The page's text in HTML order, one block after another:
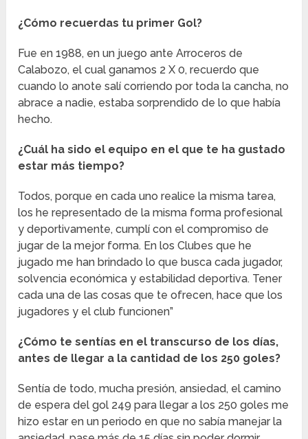
¿Cómo recuerdas tu primer Gol?
Fue en 1988, en un juego ante Arroceros de
Calabozo, el cual ganamos 2 X 0, recuerdo que
cuando lo anote salí corriendo por toda la cancha, no
abrace a nadie, estaba sorprendido de lo que había
hecho.
¿Cuál ha sido el equipo en el que te ha gustado
estar más tiempo?
Todos, porque en cada uno realice la misma tarea,
los he representado de la misma forma profesional
y deportivamente, cumplí con el compromiso de
jugar de la mejor forma. En los Clubes que he
jugado me han brindado lo que busca cada jugador,
solvencia económica y estabilidad deportiva. Tener
cada una de las cosas que te ofrecen, hace que los
jugadores y el club funcionen”
¿Cómo te sentías en el transcurso de los días,
antes de llegar a la cantidad de los 250 goles?
Sentía de todo, mucha presión, ansiedad, el camino
de espera del gol 249 para llegar a los 250 goles me
hizo estar en un periodo en que no sabía manejar la